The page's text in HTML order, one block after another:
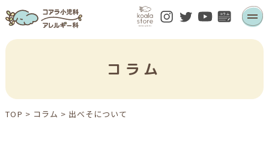
コラム
TOP > コラム > 出べそについて